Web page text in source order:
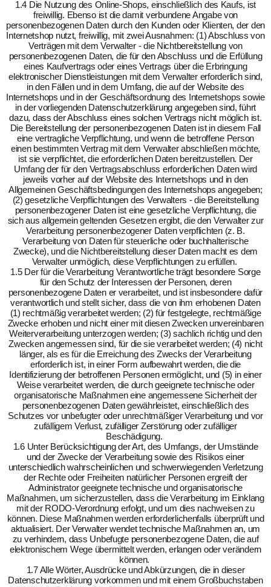
1.4 Die Nutzung des Online-Shops, einschließlich des Kaufs, ist
freiwillig. Ebenso ist die damit verbundene Angabe von
personenbezogenen Daten durch den Kunden oder Klienten, der den
Internetshop nutzt, freiwillig, mit zwei Ausnahmen: (1) Abschluss von
Verträgen mit dem Verwalter - die Nichtbereitstellung von
personenbezogenen Daten, die für den Abschluss und die Erfüllung
eines Kaufvertrags oder eines Vertrags über die Erbringung
elektronischer Dienstleistungen mit dem Verwalter erforderlich sind,
in den Fällen und in dem Umfang, die auf der Website des
Internetshops und in der Geschäftsordnung des Internetshops sowie
in der vorliegenden Datenschutzerklärung angegeben sind, führt
dazu, dass der Abschluss eines solchen Vertrags nicht möglich ist.
Die Bereitstellung der personenbezogenen Daten ist in diesem Fall
eine vertragliche Verpflichtung, und wenn die betroffene Person
einen bestimmten Vertrag mit dem Verwalter abschließen möchte,
ist sie verpflichtet, die erforderlichen Daten bereitzustellen. Der
Umfang der für den Vertragsabschluss erforderlichen Daten wird
jeweils vorher auf der Website des Internetshops und in den
Allgemeinen Geschäftsbedingungen des Internetshops angegeben;
(2) gesetzliche Verpflichtungen des Verwalters - die Bereitstellung
personenbezogener Daten ist eine gesetzliche Verpflichtung, die
sich aus allgemein geltenden Gesetzen ergibt, die den Verwalter zur
Verarbeitung personenbezogener Daten verpflichten (z. B.
Verarbeitung von Daten für steuerliche oder buchhalterische
Zwecke), und die Nichtbereitstellung dieser Daten macht es dem
Verwalter unmöglich, diese Verpflichtungen zu erfüllen.
1.5 Der für die Verarbeitung Verantwortliche trägt besondere Sorge
für den Schutz der Interessen der Personen, deren
personenbezogene Daten er verarbeitet, und ist insbesondere dafür
verantwortlich und stellt sicher, dass die von ihm erhobenen Daten
(1) rechtmäßig verarbeitet werden; (2) für festgelegte, rechtmäßige
Zwecke erhoben und nicht einer mit diesen Zwecken unvereinbaren
Weiterverarbeitung unterzogen werden; (3) sachlich richtig und den
Zwecken angemessen sind, für die sie verarbeitet werden; (4) nicht
länger, als es für die Erreichung des Zwecks der Verarbeitung
erforderlich ist, in einer Form aufbewahrt werden, die die
Identifizierung der betroffenen Personen ermöglicht, und (5) in einer
Weise verarbeitet werden, die durch geeignete technische oder
organisatorische Maßnahmen eine angemessene Sicherheit der
personenbezogenen Daten gewährleistet, einschließlich des
Schutzes vor unbefugter oder unrechtmäßiger Verarbeitung und vor
zufälligem Verlust, zufälliger Zerstörung oder zufälliger
Beschädigung.
1.6 Unter Berücksichtigung der Art, des Umfangs, der Umstände
und der Zwecke der Verarbeitung sowie des Risikos einer
unterschiedlich wahrscheinlichen und schwerwiegenden Verletzung
der Rechte oder Freiheiten natürlicher Personen ergreift der
Administrator geeignete technische und organisatorische
Maßnahmen, um sicherzustellen, dass die Verarbeitung im Einklang
mit der RODO-Verordnung erfolgt, und um dies nachweisen zu
können. Diese Maßnahmen werden erforderlichenfalls überprüft und
aktualisiert. Der Verwalter wendet technische Maßnahmen an, um
zu verhindern, dass Unbefugte personenbezogene Daten, die auf
elektronischem Wege übermittelt werden, erlangen oder verändern
können.
1.7 Alle Wörter, Ausdrücke und Abkürzungen, die in dieser
Datenschutzerklärung vorkommen und mit einem Großbuchstaben